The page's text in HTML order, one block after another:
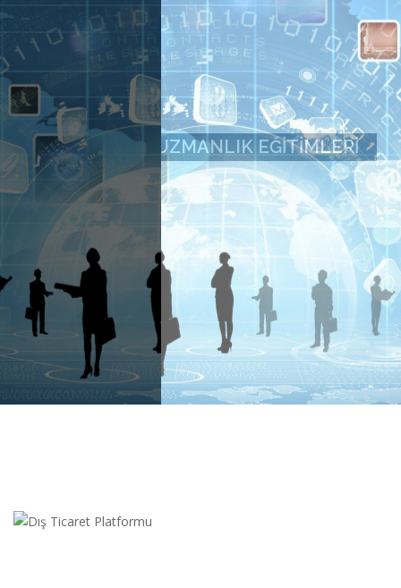
DIŞ TICARET UZMANLIK EĞITIMLERI
İş Hayatı Kurumsal Gelişim Eğitimleri
Detaylı Bilgi